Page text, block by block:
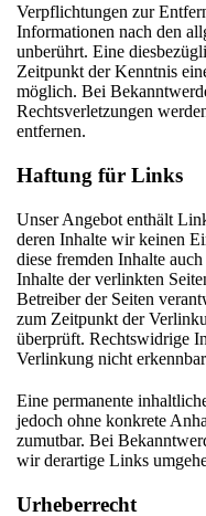
Verpflichtungen zur
Informationen nach den
unberührt. Eine
Zeitpunkt der Kenntnis
möglich. Bei
Rechtsverletzungen
entfernen.
Haftung für Links
Unser Angebot enthält
deren Inhalte wir keinen
diese fremden Inhalte
Inhalte der verlinkten
Betreiber der Seiten
zum Zeitpunkt der
überprüft. Rechtswidrige
Verlinkung nicht
Eine permanente
jedoch ohne konkrete
zumutbar. Bei
wir derartige Links
Urheberrecht